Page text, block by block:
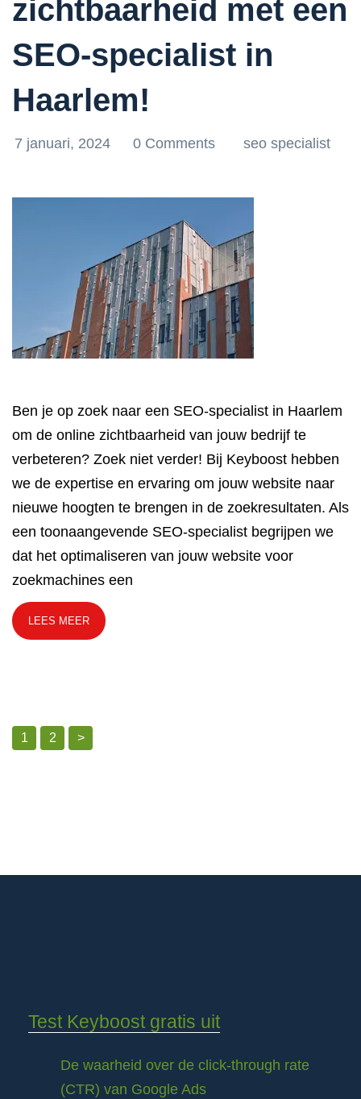
zichtbaarheid met een
SEO-specialist in
Haarlem!
7 januari, 2024 0 Comments seo specialist
Ben je op zoek naar een SEO-specialist in Haarlem
om de online zichtbaarheid van jouw bedrijf te
verbeteren? Zoek niet verder! Bij Keyboost hebben
we de expertise en ervaring om jouw website naar
nieuwe hoogten te brengen in de zoekresultaten. Als
een toonaangevende SEO-specialist begrijpen we
dat het optimaliseren van jouw website voor
zoekmachines een
LEES MEER
1 2 >
Test Keyboost gratis uit
De waarheid over de click-through rate
(CTR) van Google Ads